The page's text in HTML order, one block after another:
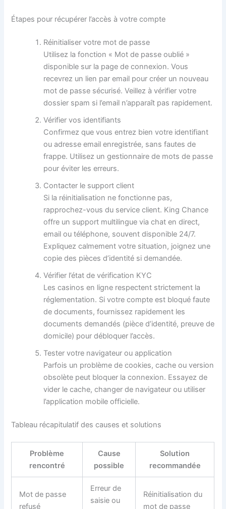
Étapes pour récupérer l’accès à votre compte
Réinitialiser votre mot de passe
Utilisez la fonction « Mot de passe oublié »
disponible sur la page de connexion. Vous
recevrez un lien par email pour créer un nouveau
mot de passe sécurisé. Veillez à vérifier votre
dossier spam si l’email n’apparaît pas rapidement.
Vérifier vos identifiants
Confirmez que vous entrez bien votre identifiant
ou adresse email enregistrée, sans fautes de
frappe. Utilisez un gestionnaire de mots de passe
pour éviter les erreurs.
Contacter le support client
Si la réinitialisation ne fonctionne pas,
rapprochez-vous du service client. King Chance
offre un support multilingue via chat en direct,
email ou téléphone, souvent disponible 24/7.
Expliquez calmement votre situation, joignez une
copie des pièces d’identité si demandée.
Vérifier l’état de vérification KYC
Les casinos en ligne respectent strictement la
réglementation. Si votre compte est bloqué faute
de documents, fournissez rapidement les
documents demandés (pièce d’identité, preuve de
domicile) pour débloquer l’accès.
Tester votre navigateur ou application
Parfois un problème de cookies, cache ou version
obsolète peut bloquer la connexion. Essayez de
vider le cache, changer de navigateur ou utiliser
l’application mobile officielle.
Tableau récapitulatif des causes et solutions
Problème
rencontré
Cause
possible
Solution
recommandée
Mot de passe
refusé
Erreur de
saisie ou
Réinitialisation du
mot de passe